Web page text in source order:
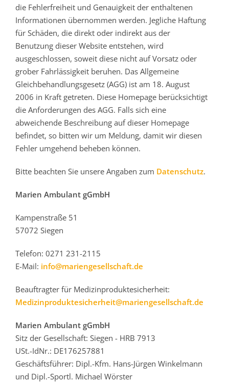
die Fehlerfreiheit und Genauigkeit der enthaltenen
Informationen übernommen werden. Jegliche Haftung
für Schäden, die direkt oder indirekt aus der
Benutzung dieser Website entstehen, wird
ausgeschlossen, soweit diese nicht auf Vorsatz oder
grober Fahrlässigkeit beruhen. Das Allgemeine
Gleichbehandlungsgesetz (AGG) ist am 18. August
2006 in Kraft getreten. Diese Homepage berücksichtigt
die Anforderungen des AGG. Falls sich eine
abweichende Beschreibung auf dieser Homepage
befindet, so bitten wir um Meldung, damit wir diesen
Fehler umgehend beheben können.
Bitte beachten Sie unsere Angaben zum Datenschutz.
Marien Ambulant gGmbH
Kampenstraße 51
57072 Siegen
Telefon: 0271 231-2115
E-Mail: info@mariengesellschaft.de
Beauftragter für Medizinproduktesicherheit:
Medizinproduktesicherheit@mariengesellschaft.de
Marien Ambulant gGmbH
Sitz der Gesellschaft: Siegen - HRB 7913
USt.-IdNr.: DE176257881
Geschäftsführer: Dipl.-Kfm. Hans-Jürgen Winkelmann
und Dipl.-Sportl. Michael Wörster